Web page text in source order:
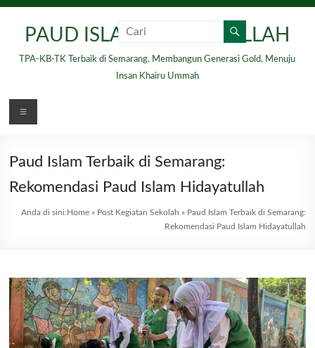
contentPAUD ISLAM HIDAYATULLAH
TPA-KB-TK Terbaik di Semarang. Membangun Generasi Gold, Menuju
Insan Khairu Ummah
Menu
Paud Islam Terbaik di Semarang:
Rekomendasi Paud Islam Hidayatullah
Anda di sini:Home» Post Kegiatan Sekolah » Paud Islam Terbaik di Semarang:
Rekomendasi Paud Islam Hidayatullah